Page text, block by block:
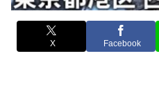
X Facebook